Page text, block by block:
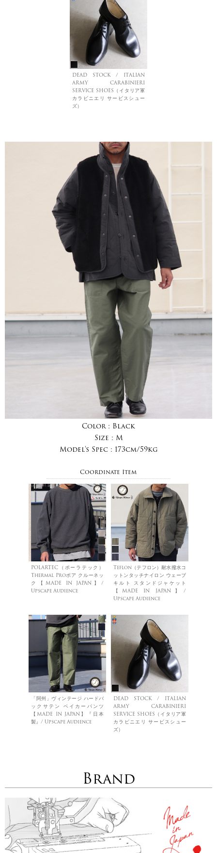
DEAD STOCK / ITALIAN
ARMY CARABINIERI
SERVICE SHOES（イタリア軍
カラビニエリ サービスシュー
ズ）
Color : Black
Size : M
Model's Spec : 173cm/59kg
Coordinate Item
POLARTEC（ポーラテック）
Thermal Proボア クルーネッ
ク【MADE IN JAPAN】/
Upscape Audience
Teflon（テフロン）耐水撥水コ
ットンタッチナイロン ウェーブ
キルト スタンドジャケット
【MADE IN JAPAN】/
Upscape Audience
「阿州」ヴィンテージ ハードバ
ックサテン ベイカーパンツ
【MADE IN JAPAN】『日本
製』/ Upscape Audience
DEAD STOCK / ITALIAN
ARMY CARABINIERI
SERVICE SHOES（イタリア軍
カラビニエリ サービスシュー
ズ）
Brand